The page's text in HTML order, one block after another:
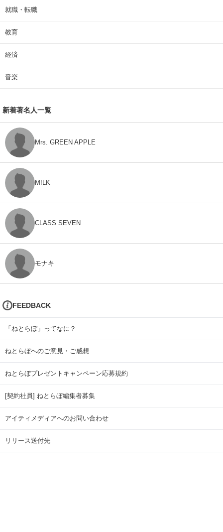
就職・転職
教育
経済
音楽
新着著名人一覧
Mrs. GREEN APPLE
M!LK
CLASS SEVEN
モナキ
FEEDBACK
「ねとらぼ」ってなに？
ねとらぼへのご意見・ご感想
ねとらぼプレゼントキャンペーン応募規約
[契約社員] ねとらぼ編集者募集
アイティメディアへのお問い合わせ
リリース送付先